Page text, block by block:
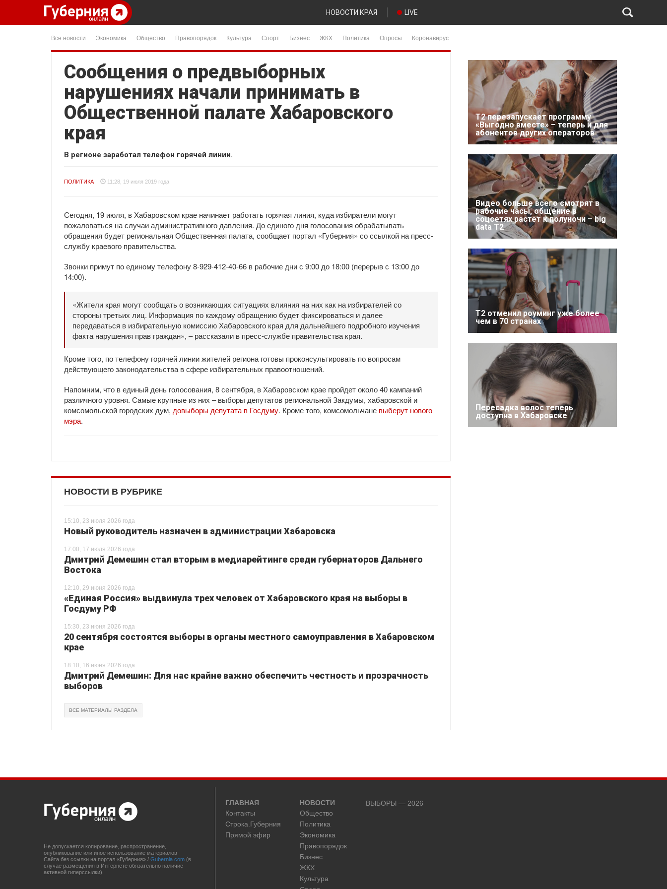
НОВОСТИ КРАЯ LIVE
Все новости Экономика Общество Правопорядок Культура Спорт Бизнес ЖКХ Политика Опросы Коронавирус
Сообщения о предвыборных
нарушениях начали принимать в
Общественной палате Хабаровского
края
В регионе заработал телефон горячей линии.
ПОЛИТИКА 11:28, 19 июля 2019 года
Сегодня, 19 июля, в Хабаровском крае начинает работать горячая линия, куда избиратели могут
пожаловаться на случаи административного давления. До единого дня голосования обрабатывать
обращения будет региональная Общественная палата, сообщает портал «Губерния» со ссылкой на пресс-
службу краевого правительства.
Звонки примут по единому телефону 8-929-412-40-66 в рабочие дни с 9:00 до 18:00 (перерыв с 13:00 до
14:00).
«Жители края могут сообщать о возникающих ситуациях влияния на них как на избирателей со
стороны третьих лиц. Информация по каждому обращению будет фиксироваться и далее
передаваться в избирательную комиссию Хабаровского края для дальнейшего подробного изучения
факта нарушения прав граждан», – рассказали в пресс-службе правительства края.
Кроме того, по телефону горячей линии жителей региона готовы проконсультировать по вопросам
действующего законодательства в сфере избирательных правоотношений.
Напомним, что в единый день голосования, 8 сентября, в Хабаровском крае пройдет около 40 кампаний
различного уровня. Самые крупные из них – выборы депутатов региональной Закдумы, хабаровской и
комсомольской городских дум, довыборы депутата в Госдуму. Кроме того, комсомольчане выберут нового
мэра.
НОВОСТИ В РУБРИКЕ
15:10, 23 июля 2026 года
Новый руководитель назначен в администрации Хабаровска
17:00, 17 июля 2026 года
Дмитрий Демешин стал вторым в медиарейтинге среди губернаторов Дальнего
Востока
12:10, 29 июня 2026 года
«Единая Россия» выдвинула трех человек от Хабаровского края на выборы в
Госдуму РФ
15:30, 23 июня 2026 года
20 сентября состоятся выборы в органы местного самоуправления в Хабаровском
крае
18:10, 16 июня 2026 года
Дмитрий Демешин: Для нас крайне важно обеспечить честность и прозрачность
выборов
ВСЕ МАТЕРИАЛЫ РАЗДЕЛА
Т2 перезапускает программу
«Выгодно вместе» – теперь и для
абонентов других операторов
Видео больше всего смотрят в
рабочие часы, общение в
соцсетях растет к полуночи – big
data T2
Т2 отменил роуминг уже более
чем в 70 странах
Пересадка волос теперь
доступна в Хабаровске
Не допускается копирование, распространение,
опубликование или иное использование материалов
Сайта без ссылки на портал «Губерния» / Gubernia.com (в
случае размещения в Интернете обязательно наличие
активной гиперссылки)
ГЛАВНАЯ
Контакты
Строка.Губерния
Прямой эфир
НОВОСТИ
Общество
Политика
Экономика
Правопорядок
Бизнес
ЖКХ
Культура
ВЫБОРЫ — 2026